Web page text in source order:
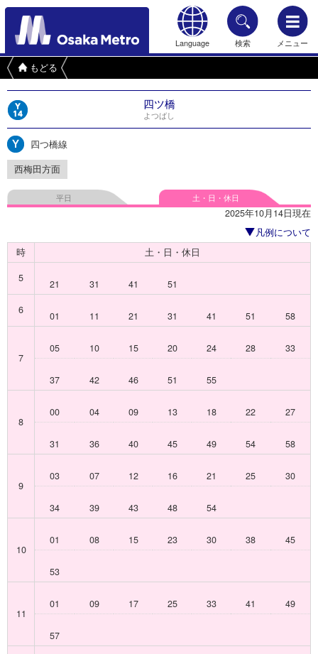
Language 検索 メニュー
もどる
四ツ橋
よつばし
四つ橋線
西梅田方面
平日 土・日・休日
2025年10月14日現在
凡例について
時
土・日・休日
5
21 31 41
51
6
01 11 21 31 41 51 58
7
05 10 15 20 24 28 33
37 42 46 51 55
8
00 04 09 13 18 22 27
31 36 40 45 49 54 58
9
03 07 12 16 21 25 30
34 39 43 48 54
10
01 08 15 23 30 38 45
53
11
01 09 17 25 33 41 49
57